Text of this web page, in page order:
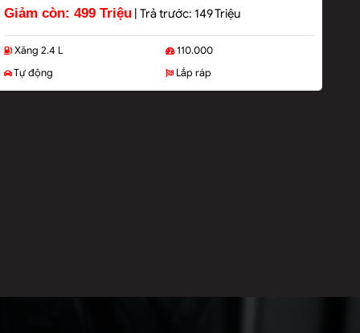
Giảm còn: 499 Triệu | Trả trước: 149 Triệu
Xăng 2.4 L
110.000
Tự động
Lắp ráp